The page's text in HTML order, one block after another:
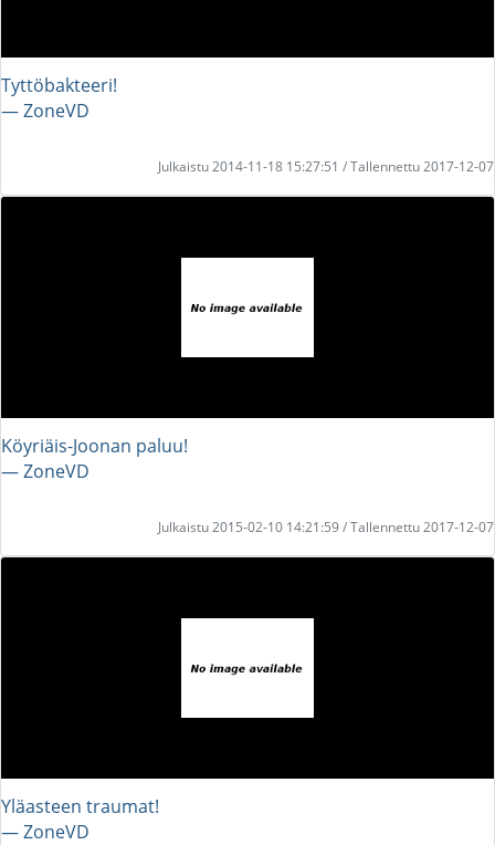
Tyttöbakteeri!
― ZoneVD
Julkaistu 2014-11-18 15:27:51 / Tallennettu 2017-12-07
Köyriäis-Joonan paluu!
― ZoneVD
Julkaistu 2015-02-10 14:21:59 / Tallennettu 2017-12-07
Yläasteen traumat!
― ZoneVD